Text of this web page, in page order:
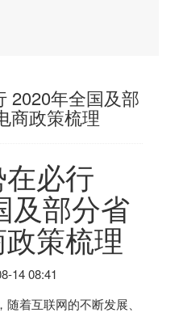
2020年全国及部
商政策梳理
必行
及部分省
策梳理
14 08:41
着互联网的不断发展、